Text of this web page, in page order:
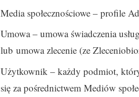
Media społecznościowe – profile
Umowa – umowa świadczenia
lub umowa zlecenie (ze
Użytkownik – każdy podmiot,
się za pośrednictwem Mediów